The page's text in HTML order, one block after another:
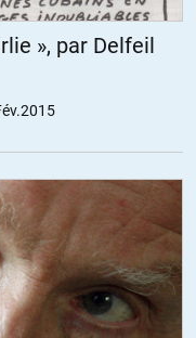
vous, Cédric.
« mais que voulez
la vie publique)
d’eau tiède et
», par Delfeil